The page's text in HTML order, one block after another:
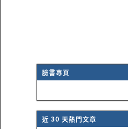
臉書專頁
近 30 天熱門文章